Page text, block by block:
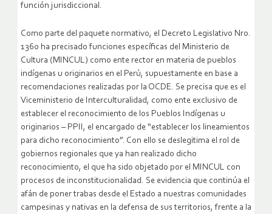
función jurisdiccional.
Como parte del paquete normativo, el Decreto Legislativo Nro.
1360 ha precisado funciones específicas del Ministerio de
Cultura (MINCUL) como ente rector en materia de pueblos
indígenas u originarios en el Perú, supuestamente en base a
recomendaciones realizadas por la OCDE. Se precisa que es el
Viceministerio de Interculturalidad, como ente exclusivo de
establecer el reconocimiento de los Pueblos Indígenas u
originarios – PPII, el encargado de “establecer los lineamientos
para dicho reconocimiento”. Con ello se deslegitima el rol de
gobiernos regionales que ya han realizado dicho
reconocimiento, el que ha sido objetado por el MINCUL con
procesos de inconstitucionalidad. Se evidencia que continúa el
afán de poner trabas desde el Estado a nuestras comunidades
campesinas y nativas en la defensa de sus territorios, frente a la